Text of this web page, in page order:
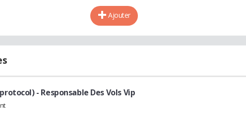
Ajouter
- Responsable Des Vols Vip